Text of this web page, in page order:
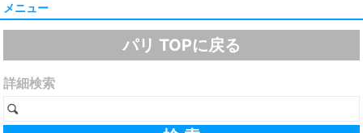
メニュー
パリ TOPに戻る
詳細検索